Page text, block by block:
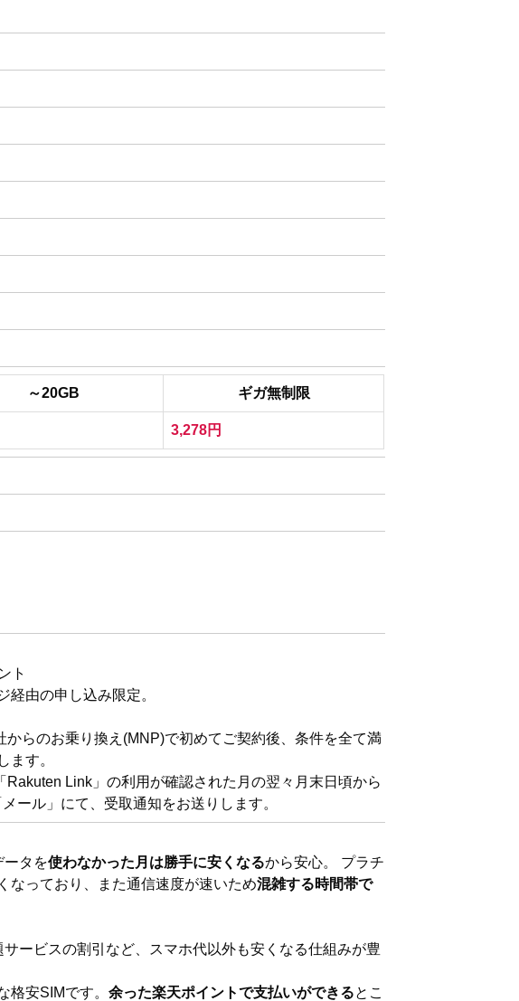
～20GB ギガ無制限
3,278円
ト
由の申し込み限定。
らのお乗り換え(MNP)で初めてご契約後、条件を全て満
ます。
Rakuten Link」の利用が確認された月の翌々月末日頃から
ール」にて、受取通知をお送りします。
ータを使わなかった月は勝手に安くなるから安心。 プラチ
なっており、また通信速度が速いため混雑する時間帯で
ービスの割引など、スマホ代以外も安くなる仕組みが豊
格安SIMです。余った楽天ポイントで支払いができるとこ